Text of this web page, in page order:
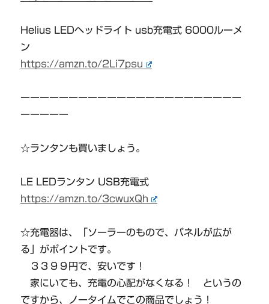
Helius LEDヘッドライト usb充電式 6000ルーメ
ン
https://amzn.to/2Li7psu
ーーーーーーーーーーーーーーーーーーーーーーー
ーーーーー
☆ランタンも買いましょう。
LE LEDランタン USB充電式
https://amzn.to/3cwuxQh
☆充電器は、「ソーラーのもので、パネルが広が
る」がポイントです。
３３９９円で、安いです！
家にいても、充電の心配がなくなる！ というの
ですから、ノータイムでこの商品でしょう！